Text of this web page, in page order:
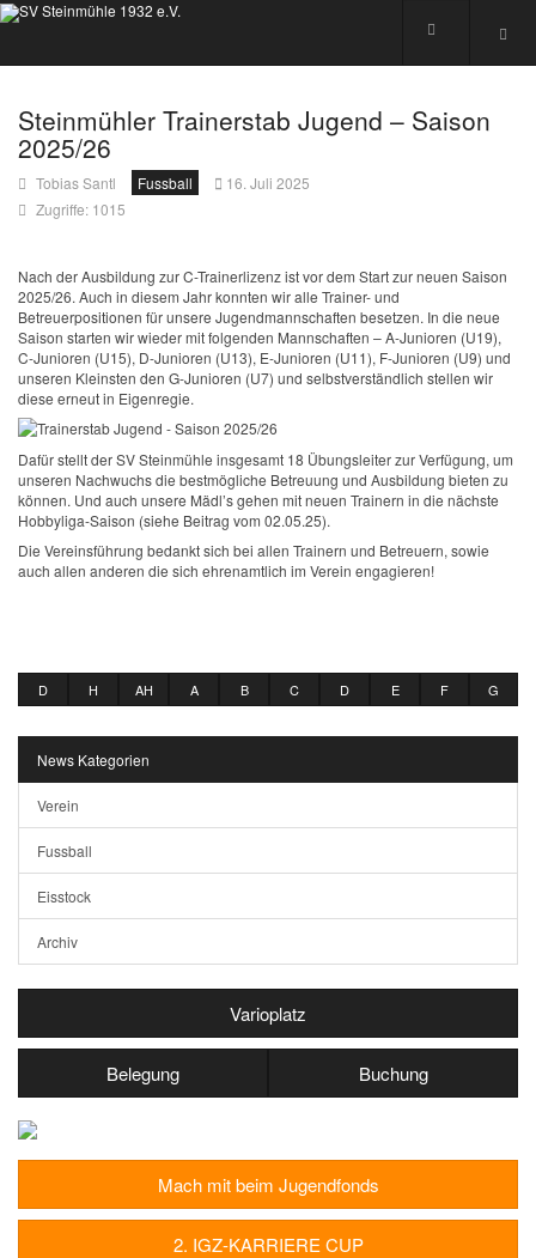
Steinmühler Trainerstab Jugend – Saison
2025/26
Tobias Santl Fussball
16. Juli 2025
Zugriffe: 1015
Nach der Ausbildung zur C-Trainerlizenz ist vor dem Start zur neuen Saison
2025/26. Auch in diesem Jahr konnten wir alle Trainer- und
Betreuerpositionen für unsere Jugendmannschaften besetzen. In die neue
Saison starten wir wieder mit folgenden Mannschaften – A-Junioren (U19),
C-Junioren (U15), D-Junioren (U13), E-Junioren (U11), F-Junioren (U9) und
unseren Kleinsten den G-Junioren (U7) und selbstverständlich stellen wir
diese erneut in Eigenregie.
Dafür stellt der SV Steinmühle insgesamt 18 Übungsleiter zur Verfügung, um
unseren Nachwuchs die bestmögliche Betreuung und Ausbildung bieten zu
können. Und auch unsere Mädl’s gehen mit neuen Trainern in die nächste
Hobbyliga-Saison (siehe Beitrag vom 02.05.25).
Die Vereinsführung bedankt sich bei allen Trainern und Betreuern, sowie
auch allen anderen die sich ehrenamtlich im Verein engagieren!
D H AH A B C D E F G
News Kategorien
Verein
Fussball
Eisstock
Archiv
Varioplatz
Belegung Buchung
Mach mit beim Jugendfonds
2. IGZ-KARRIERE CUP